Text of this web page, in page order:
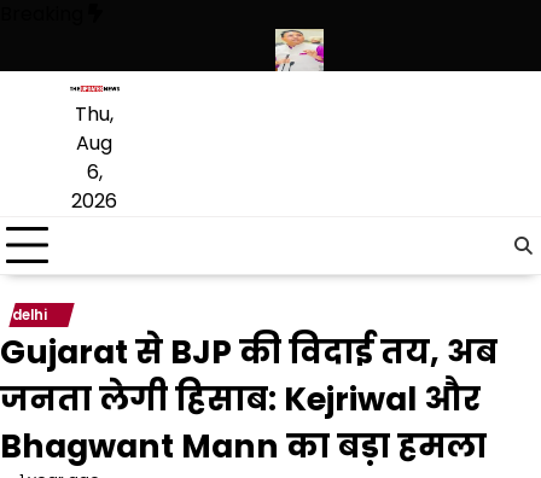
content
Thu,
Aug
6,
2026
delhi
Gujarat से BJP की विदाई तय, अब
जनता लेगी हिसाब: Kejriwal और
Bhagwant Mann का बड़ा हमला